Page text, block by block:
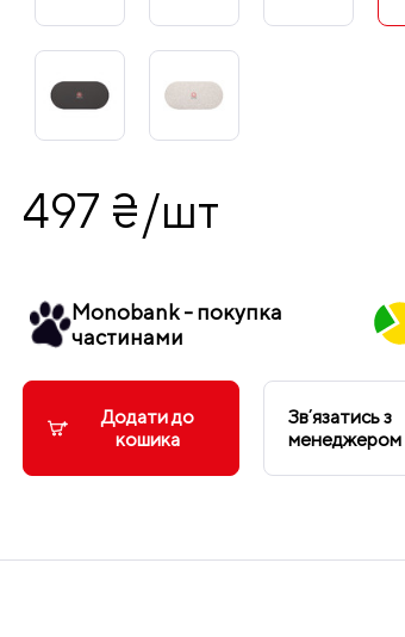
497 ₴/шт
Monobank - покупка
частинами
Додати до
кошика
Звʼязатись з
менеджером